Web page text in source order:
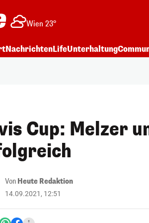
Wien 23°
NachrichtenLifeUnterhaltung
Cup: Melzer
Von Heute Redaktion
14.09.2021, 12:51